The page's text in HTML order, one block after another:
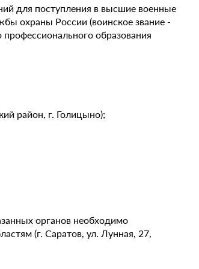
для поступления в высшие военные
охраны России (воинское звание -
образования
район, г. Голицыно);
органов необходимо
(г. Саратов, ул. Лунная, 27,